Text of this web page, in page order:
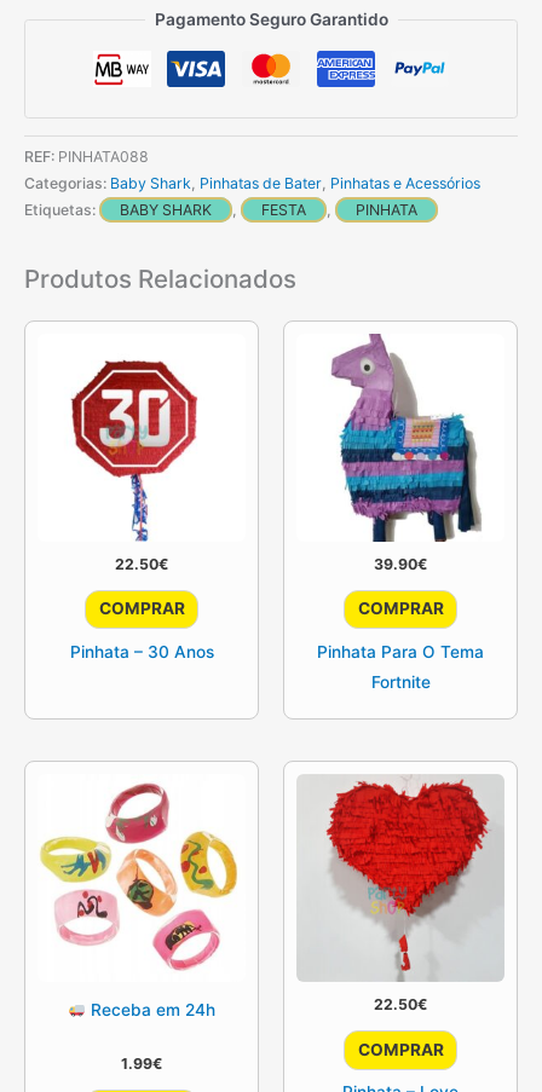
Pinhata
Baby
-
Pagamento Seguro Garantido
REF: PINHATA088
Categorias: Baby Shark Pinhatas de Bater Pinhatas e Acessórios
Etiquetas:
BABY SHARK FESTA PINHATA
Produtos Relacionados
22.50€
COMPRAR
Pinhata – 30 Anos
39.90€
COMPRAR
Pinhata Para O Tema
Fortnite
Receba em 24h
1.99€
22.50€
COMPRAR